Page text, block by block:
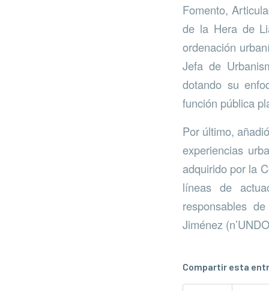
Fomento,
de la Hera de
ordenación
Jefa de
dotando su
función pública
Por último,
experiencias
adquirido por la
líneas de
responsables
Jiménez
Compartir esta